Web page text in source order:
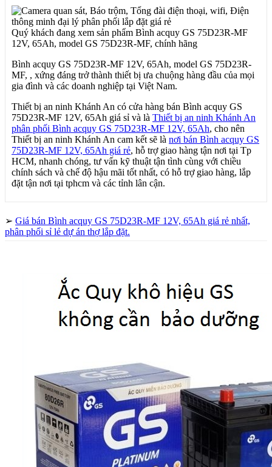
Quý khách đang xem sản phẩm Bình acquy GS 75D23R-MF
12V, 65Ah, model GS 75D23R-MF, chính hãng
Bình acquy GS 75D23R-MF 12V, 65Ah, model GS 75D23R-
MF, , xứng đáng trở thành thiết bị ưa chuộng hàng đầu của mọi
gia đình và các doanh nghiệp tại Việt Nam.
Thiết bị an ninh Khánh An có cửa hàng bán Bình acquy GS
75D23R-MF 12V, 65Ah giá sỉ và là Thiết bị an ninh Khánh An
phân phối Bình acquy GS 75D23R-MF 12V, 65Ah, cho nên
Thiết bị an ninh Khánh An cam kết sẽ là nơi bán Bình acquy GS
75D23R-MF 12V, 65Ah giá rẻ, hỗ trợ giao hàng tận nơi tại Tp
HCM, nhanh chóng, tư vấn kỹ thuật tận tình cùng với chiều
chính sách và chế độ hậu mãi tốt nhất, có hỗ trợ giao hàng, lắp
đặt tận nơi tại tphcm và các tỉnh lân cận.
➢ Giá bán Bình acquy GS 75D23R-MF 12V, 65Ah giá rẻ nhất,
phân phối sỉ lẻ dự án thợ lắp đặt.